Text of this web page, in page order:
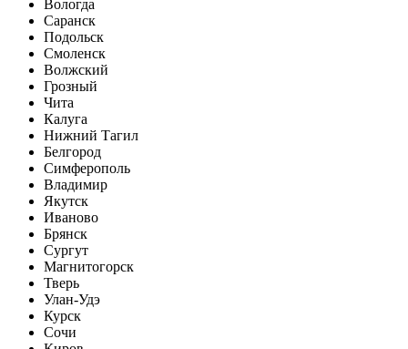
Вологда
Саранск
Подольск
Смоленск
Волжский
Грозный
Чита
Калуга
Нижний Тагил
Белгород
Симферополь
Владимир
Якутск
Иваново
Брянск
Сургут
Магнитогорск
Тверь
Улан-Удэ
Курск
Сочи